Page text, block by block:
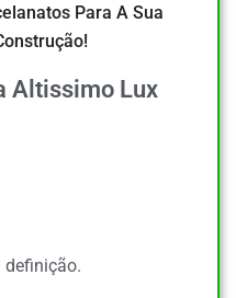
Altissimo Lux
definição.